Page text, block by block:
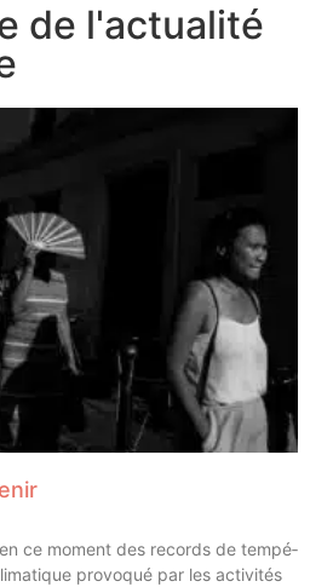
de l'actualité
en ce moment des records de tem­pé­
pro­vo­qué par les acti­vi­tés